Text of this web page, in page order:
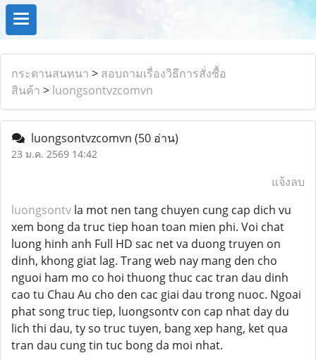
กระดานสนทนา > สอบถามเรื่องวิธีการสั่งซื้อ
สินค้า > luongsontvzcomvn
luongsontvzcomvn (50 อ่าน)
23 ม.ค. 2569 14:42
แจ้งลบ
luongsontv la mot nen tang chuyen cung cap dich vu
xem bong da truc tiep hoan toan mien phi. Voi chat
luong hinh anh Full HD sac net va duong truyen on
dinh, khong giat lag. Trang web nay mang den cho
nguoi ham mo co hoi thuong thuc cac tran dau dinh
cao tu Chau Au cho den cac giai dau trong nuoc. Ngoai
phat song truc tiep, luongsontv con cap nhat day du
lich thi dau, ty so truc tuyen, bang xep hang, ket qua
tran dau cung tin tuc bong da moi nhat.